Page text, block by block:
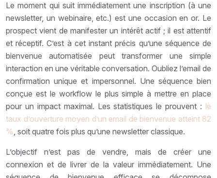
Le moment qui suit immédiatement une inscription (à une
newsletter, un webinaire, etc.) est une occasion en or. Le
prospect vient de manifester un intérêt actif ; il est attentif
et réceptif. C’est à cet instant précis qu’une séquence de
bienvenue automatisée peut transformer une simple
interaction en une véritable conversation. Oubliez l’email de
confirmation unique et impersonnel. Une séquence bien
conçue est le workflow le plus simple à mettre en place
pour un impact maximal. Les statistiques le prouvent : le
taux d’ouverture moyen d’un email de bienvenue atteint 82
%, soit quatre fois plus qu’une newsletter classique.
L’objectif n’est pas de vendre, mais de créer une
connexion et de livrer de la valeur immédiatement. Une